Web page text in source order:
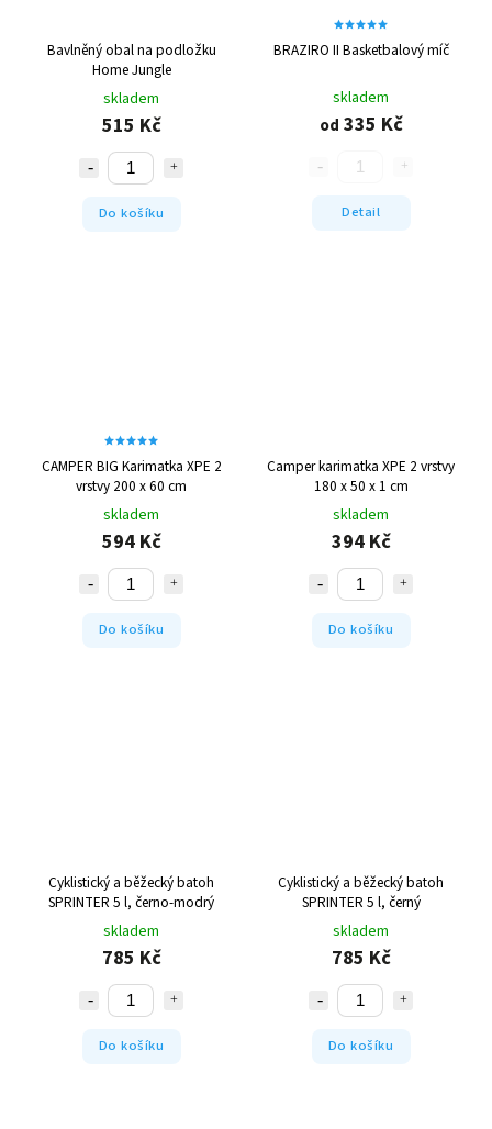
Bavlněný obal na podložku
Home Jungle
skladem
515 Kč
Do košíku
BRAZIRO II Basketbalový míč
skladem
od 335 Kč
Detail
CAMPER BIG Karimatka XPE 2
vrstvy 200 x 60 cm
skladem
594 Kč
Do košíku
Camper karimatka XPE 2 vrstvy
180 x 50 x 1 cm
skladem
394 Kč
Do košíku
Cyklistický a běžecký batoh
SPRINTER 5 l, černo-modrý
skladem
785 Kč
Do košíku
Cyklistický a běžecký batoh
SPRINTER 5 l, černý
skladem
785 Kč
Do košíku